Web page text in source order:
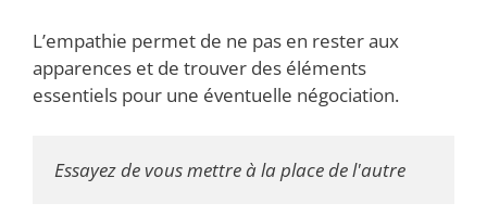
L’empathie permet de ne pas en rester aux
apparences et de trouver des éléments
essentiels pour une éventuelle négociation.
Essayez de vous mettre à la place de l'autre